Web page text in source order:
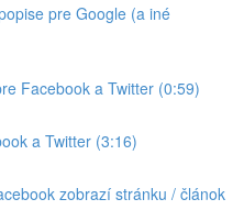
pre Google (a iné
Facebook a Twitter (0:59)
a Twitter (3:16)
zobrazí stránku / článok